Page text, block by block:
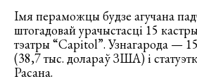
Імя пераможцы будзе агучана
штогадовай урачыстасці 15
тэатры “Capitol”. Узнагарода —
(38,7 тыс. долараў ЗША) і
Расана.